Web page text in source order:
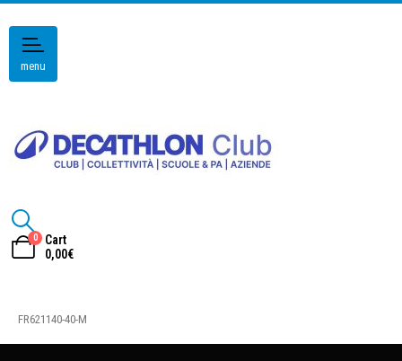
menu
0
Cart
0,00€
FR621140-40-M